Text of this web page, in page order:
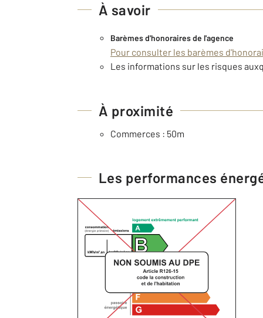
À savoir
Barèmes d'honoraires de l'agence
Pour consulter les barèmes
Les informations sur les risques
À proximité
Commerces : 50m
Les performances